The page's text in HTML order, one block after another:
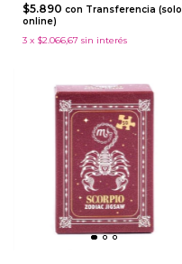
$5.890 con Transferencia (solo
online)
3 x $2.066,67 sin interés